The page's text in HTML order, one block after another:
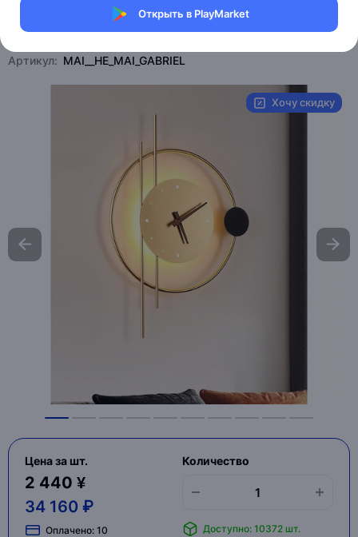
Открыть в PlayMarket
Магазин Table lamps
Артикул: MAI__HE_MAI_GABRIEL
Хочу скидку
Цена за шт.
2 440 ¥
34 160 ₽
Оплачено: 10
Количество
Доступно: 10372 шт.